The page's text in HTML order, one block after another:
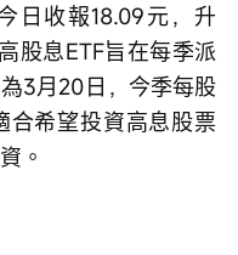
日收報18.09元，升
股息ETF旨在每季派
3月20日，今季每股
合希望投資高息股票
。